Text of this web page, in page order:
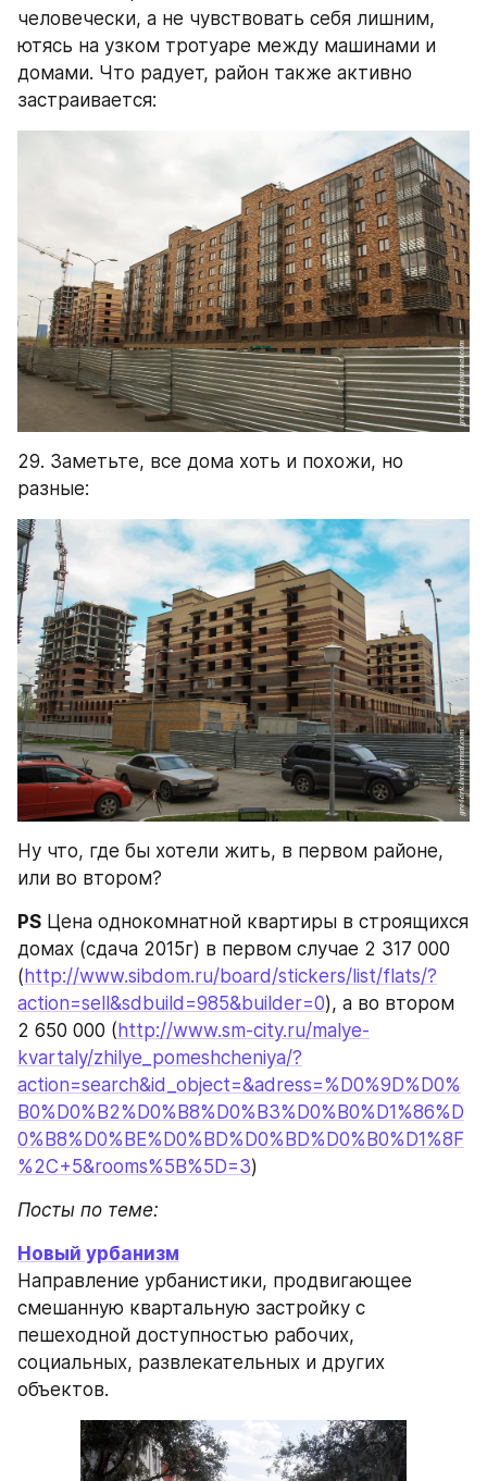
человечески, а не чувствовать себя лишним,
ютясь на узком тротуаре между машинами и
домами. Что радует, район также активно
застраивается:
29. Заметьте, все дома хоть и похожи, но
разные:
Ну что, где бы хотели жить, в первом районе,
или во втором?
PS Цена однокомнатной квартиры в строящихся
домах (сдача 2015г) в первом случае 2 317 000
(http://www.sibdom.ru/board/stickers/list/flats/?
action=sell&sdbuild=985&builder=0), а во втором
2 650 000 (http://www.sm-city.ru/malye-
kvartaly/zhilye_pomeshcheniya/?
action=search&id_object=&adress=%D0%9D%D0%
B0%D0%B2%D0%B8%D0%B3%D0%B0%D1%86%D
0%B8%D0%BE%D0%BD%D0%BD%D0%B0%D1%8F
%2C+5&rooms%5B%5D=3)
Посты по теме:
Новый урбанизм
Направление урбанистики, продвигающее
смешанную квартальную застройку с
пешеходной доступностью рабочих,
социальных, развлекательных и других
объектов.